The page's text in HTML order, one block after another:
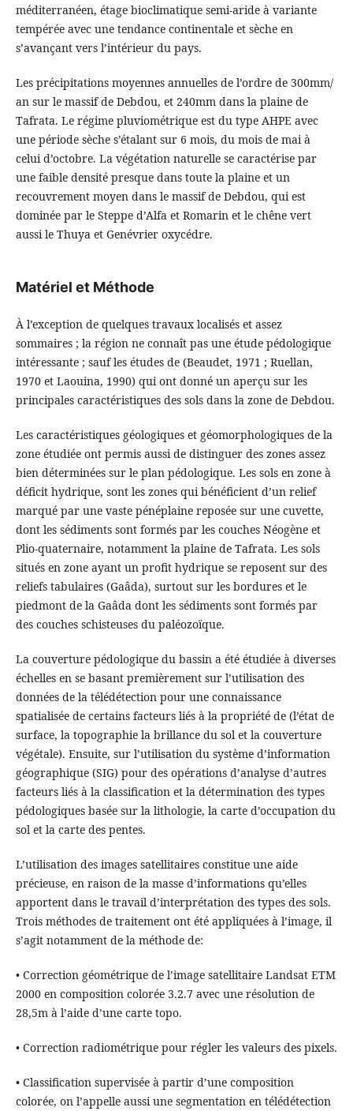
méditerranéen, étage bioclimatique semi-aride à variante
tempérée avec une tendance continentale et sèche en
s’avançant vers l’intérieur du pays.
Les précipitations moyennes annuelles de l’ordre de 300mm/
an sur le massif de Debdou, et 240mm dans la plaine de
Tafrata. Le régime pluviométrique est du type AHPE avec
une période sèche s’étalant sur 6 mois, du mois de mai à
celui d’octobre. La végétation naturelle se caractérise par
une faible densité presque dans toute la plaine et un
recouvrement moyen dans le massif de Debdou, qui est
dominée par le Steppe d’Alfa et Romarin et le chêne vert
aussi le Thuya et Genévrier oxycédre.
Matériel et Méthode
À l’exception de quelques travaux localisés et assez
sommaires ; la région ne connaît pas une étude pédologique
intéressante ; sauf les études de (Beaudet, 1971 ; Ruellan,
1970 et Laouina, 1990) qui ont donné un aperçu sur les
principales caractéristiques des sols dans la zone de Debdou.
Les caractéristiques géologiques et géomorphologiques de la
zone étudiée ont permis aussi de distinguer des zones assez
bien déterminées sur le plan pédologique. Les sols en zone à
déficit hydrique, sont les zones qui bénéficient d’un relief
marqué par une vaste pénéplaine reposée sur une cuvette,
dont les sédiments sont formés par les couches Néogène et
Plio-quaternaire, notamment la plaine de Tafrata. Les sols
situés en zone ayant un profit hydrique se reposent sur des
reliefs tabulaires (Gaâda), surtout sur les bordures et le
piedmont de la Gaâda dont les sédiments sont formés par
des couches schisteuses du paléozoïque.
La couverture pédologique du bassin a été étudiée à diverses
échelles en se basant premièrement sur l’utilisation des
données de la télédétection pour une connaissance
spatialisée de certains facteurs liés à la propriété de (l’état de
surface, la topographie la brillance du sol et la couverture
végétale). Ensuite, sur l’utilisation du système d’information
géographique (SIG) pour des opérations d’analyse d’autres
facteurs liés à la classification et la détermination des types
pédologiques basée sur la lithologie, la carte d’occupation du
sol et la carte des pentes.
L’utilisation des images satellitaires constitue une aide
précieuse, en raison de la masse d’informations qu’elles
apportent dans le travail d’interprétation des types des sols.
Trois méthodes de traitement ont été appliquées à l’image, il
s’agit notamment de la méthode de:
• Correction géométrique de l’image satellitaire Landsat ETM
2000 en composition colorée 3.2.7 avec une résolution de
28,5m à l’aide d’une carte topo.
• Correction radiométrique pour régler les valeurs des pixels.
• Classification supervisée à partir d’une composition
colorée, on l’appelle aussi une segmentation en télédétection